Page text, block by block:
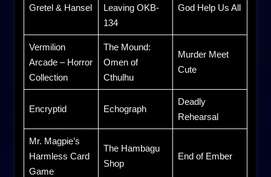
Gretel & Hansel
Leaving OKB-
134
God Help Us All
Vermilion
Arcade – Horror
Collection
The Mound:
Omen of
Cthulhu
Murder Meet
Cute
Encryptid Echograph
Deadly
Rehearsal
Mr. Magpie’s
Harmless Card
Game
The Hambagu
Shop
End of Ember